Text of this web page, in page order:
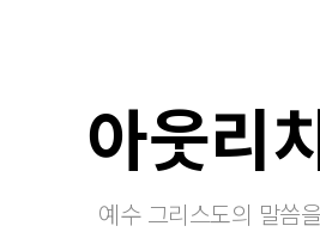
아웃리
예수 그리스도의 말씀